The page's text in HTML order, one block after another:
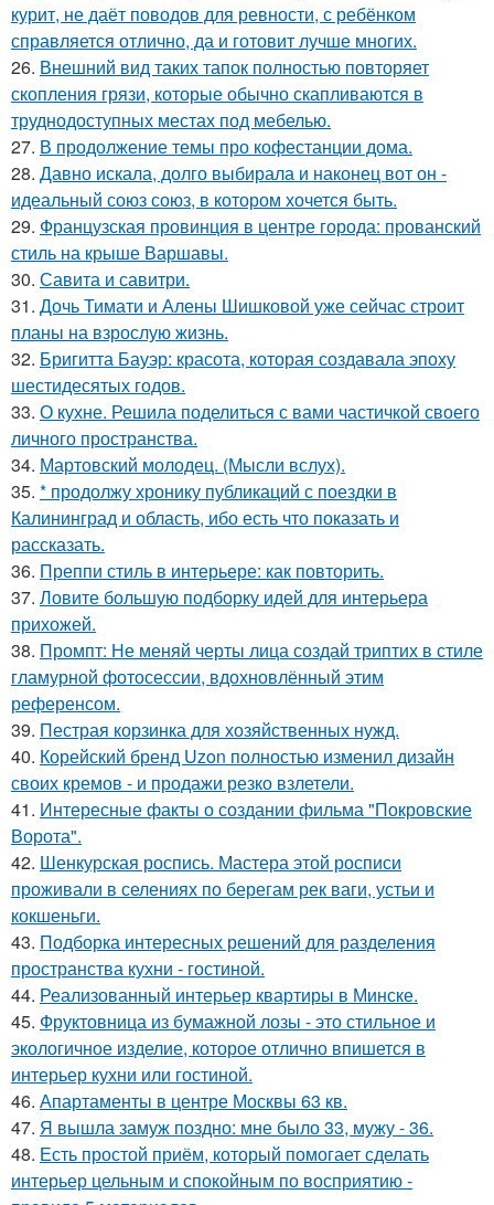
курит, не даёт поводов для ревности, с ребёнком
справляется отлично, да и готовит лучше многих.
26. Внешний вид таких тапок полностью повторяет
скопления грязи, которые обычно скапливаются в
труднодоступных местах под мебелью.
27. В продолжение темы про кофестанции дома.
28. Давно искала, долго выбирала и наконец вот он -
идеальный союз союз, в котором хочется быть.
29. Французская провинция в центре города: прованский
стиль на крыше Варшавы.
30. Савита и савитри.
31. Дочь Тимати и Алены Шишковой уже сейчас строит
планы на взрослую жизнь.
32. Бригитта Бауэр: красота, которая создавала эпоху
шестидесятых годов.
33. О кухне. Решила поделиться с вами частичкой своего
личного пространства.
34. Мартовский молодец. (Мысли вслух).
35. * продолжу хронику публикаций с поездки в
Калининград и область, ибо есть что показать и
рассказать.
36. Преппи стиль в интерьере: как повторить.
37. Ловите большую подборку идей для интерьера
прихожей.
38. Промпт: Не меняй черты лица создай триптих в стиле
гламурной фотосессии, вдохновлённый этим
референсом.
39. Пестрая корзинка для хозяйственных нужд.
40. Корейский бренд Uzon полностью изменил дизайн
своих кремов - и продажи резко взлетели.
41. Интересные факты о создании фильма "Покровские
Ворота".
42. Шенкурская роспись. Мастера этой росписи
проживали в селениях по берегам рек ваги, устьи и
кокшеньги.
43. Подборка интересных решений для разделения
пространства кухни - гостиной.
44. Реализованный интерьер квартиры в Минске.
45. Фруктовница из бумажной лозы - это стильное и
экологичное изделие, которое отлично впишется в
интерьер кухни или гостиной.
46. Апартаменты в центре Москвы 63 кв.
47. Я вышла замуж поздно: мне было 33, мужу - 36.
48. Есть простой приём, который помогает сделать
интерьер цельным и спокойным по восприятию -